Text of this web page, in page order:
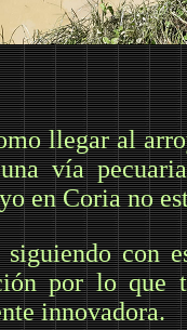
llegar al
vía
en Coria no
siguiendo con
por lo que
innovadora.